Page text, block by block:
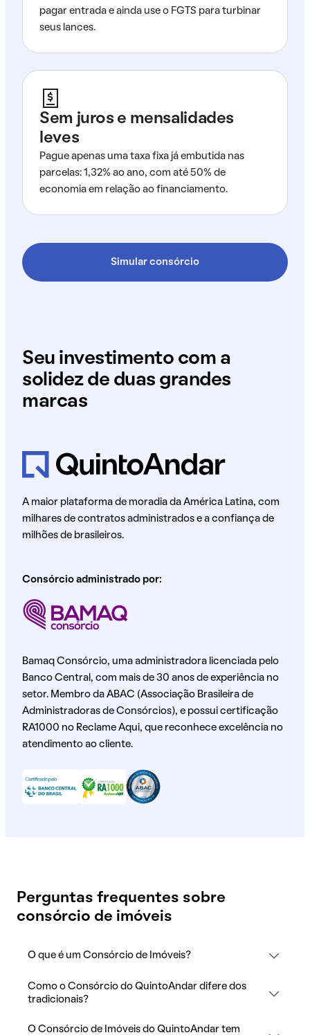
pagar entrada e ainda use o FGTS para turbinar
seus lances.
Sem juros e mensalidades
leves
Pague apenas uma taxa fixa já embutida nas
parcelas: 1,32% ao ano, com até 50% de
economia em relação ao financiamento.
Simular consórcio
Seu investimento com a
solidez de duas grandes
marcas
A maior plataforma de moradia da América Latina, com
milhares de contratos administrados e a confiança de
milhões de brasileiros.
Consórcio administrado por:
Bamaq Consórcio, uma administradora licenciada pelo
Banco Central, com mais de 30 anos de experiência no
setor. Membro da ABAC (Associação Brasileira de
Administradoras de Consórcios), e possui certificação
RA1000 no Reclame Aqui, que reconhece excelência no
atendimento ao cliente.
Perguntas frequentes sobre
consórcio de imóveis
O que é um Consórcio de Imóveis?
Como o Consórcio do QuintoAndar difere dos
tradicionais?
O Consórcio de Imóveis do QuintoAndar tem